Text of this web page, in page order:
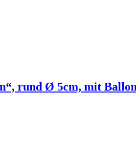
rund Ø 5cm, mit